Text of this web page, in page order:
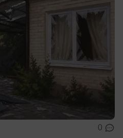
0